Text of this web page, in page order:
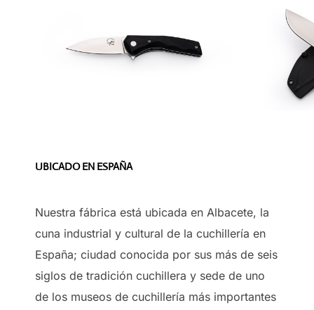
UBICADO EN ESPAÑA
Nuestra fábrica está ubicada en Albacete, la
cuna industrial y cultural de la cuchillería en
España; ciudad conocida por sus más de seis
siglos de tradición cuchillera y sede de uno
de los museos de cuchillería más importantes